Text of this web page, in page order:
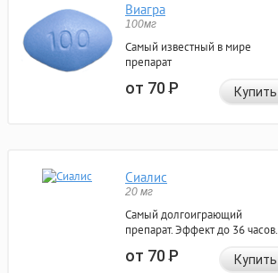
Виагра
100мг
Самый известный в мире
препарат
от 70Р Купить
Сиалис
20 мг
Самый долгоиграющий
препарат. Эффект до 36 часов.
от 70Р Купить